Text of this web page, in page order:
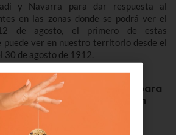
y Navarra para dar respuesta al
en las zonas donde se podrá ver el
de agosto, el primero de estas
puede ver en nuestro territorio desde el
de agosto de 1912.
realiza cerca de un
centenar de intervenciones para
garantizar la conectividad en
NOTAS DE PRENSA